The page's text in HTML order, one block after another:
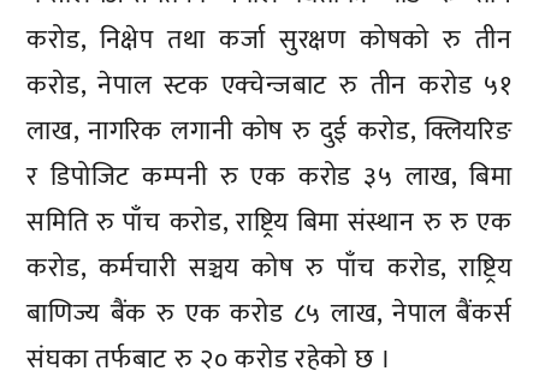
करोड, निक्षेप तथा कर्जा सुरक्षण कोषको रु तीन
करोड, नेपाल स्टक एक्चेन्जबाट रु तीन करोड ५१
लाख, नागरिक लगानी कोष रु दुई करोड, क्लियरिङ
र डिपोजिट कम्पनी रु एक करोड ३५ लाख, बिमा
समिति रु पाँच करोड, राष्ट्रिय बिमा संस्थान रु रु एक
करोड, कर्मचारी सञ्चय कोष रु पाँच करोड, राष्ट्रिय
बाणिज्य बैंक रु एक करोड ८५ लाख, नेपाल बैंकर्स
संघका तर्फबाट रु २० करोड रहेको छ ।